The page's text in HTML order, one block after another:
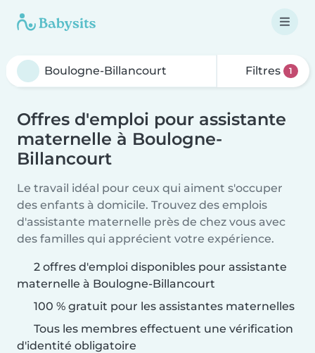
Filtres 1
Offres d'emploi pour assistante
maternelle à Boulogne-
Billancourt
Le travail idéal pour ceux qui aiment s'occuper
des enfants à domicile. Trouvez des emplois
d'assistante maternelle près de chez vous avec
des familles qui apprécient votre expérience.
2 offres d'emploi disponibles pour assistante
maternelle à Boulogne-Billancourt
100 % gratuit pour les assistantes maternelles
Tous les membres effectuent une vérification
d'identité obligatoire